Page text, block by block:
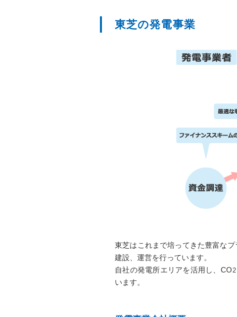
東芝の発電事業
東芝はこれまで培ってきた豊富な
建設、運営を行っています。
自社の発電所エリアを活用し、CO2
います。